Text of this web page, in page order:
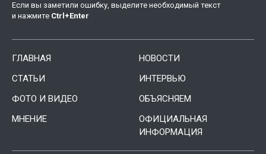
Если вы заметили ошибку, выделите необходимый текст
и нажмите Ctrl +Enter
ГЛАВНАЯ
НОВОСТИ
СТАТЬИ
ИНТЕРВЬЮ
ФОТО И ВИДЕО
ОБЪЯСНЯЕМ
МНЕНИЕ
ОФИЦИАЛЬНАЯ
ИНФОРМАЦИЯ